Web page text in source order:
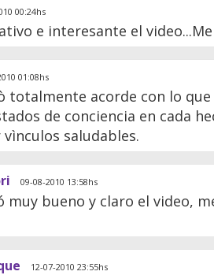
00:24hs
e interesante el
01:08hs
totalmente acorde con lo
de conciencia en cada
saludables.
09-08-2010 13:58hs
muy bueno y claro el video,
12-07-2010 23:55hs